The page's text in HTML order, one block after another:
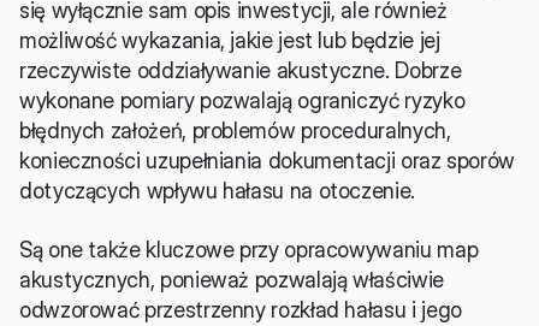
się wyłącznie sam opis inwestycji, ale również
możliwość wykazania, jakie jest lub będzie jej
rzeczywiste oddziaływanie akustyczne. Dobrze
wykonane pomiary pozwalają ograniczyć ryzyko
błędnych założeń, problemów proceduralnych,
konieczności uzupełniania dokumentacji oraz sporów
dotyczących wpływu hałasu na otoczenie.
Są one także kluczowe przy opracowywaniu map
akustycznych, ponieważ pozwalają właściwie
odwzorować przestrzenny rozkład hałasu i jego